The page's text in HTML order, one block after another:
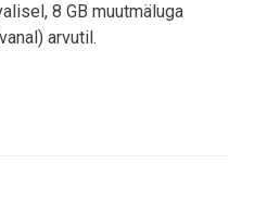
8 GB muutmäluga
arvutil.